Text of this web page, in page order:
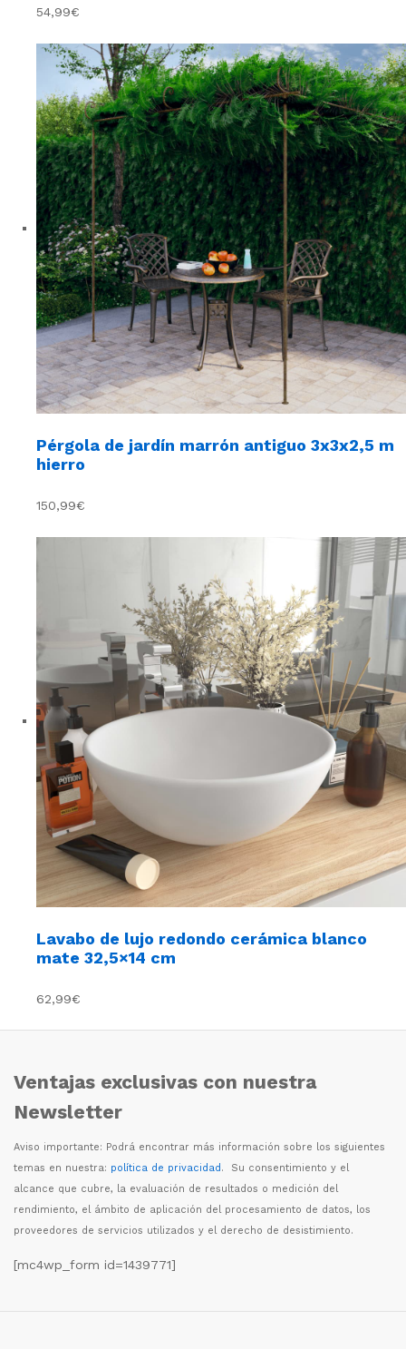
54,99€
Pérgola de jardín marrón antiguo 3x3x2,5 m
hierro
150,99€
Lavabo de lujo redondo cerámica blanco
mate 32,5×14 cm
62,99€
Ventajas exclusivas con nuestra
Newsletter
Aviso importante: Podrá encontrar más información sobre los siguientes
temas en nuestra: política de privacidad. Su consentimiento y el
alcance que cubre, la evaluación de resultados o medición del
rendimiento, el ámbito de aplicación del procesamiento de datos, los
proveedores de servicios utilizados y el derecho de desistimiento.
[mc4wp_form id=1439771]